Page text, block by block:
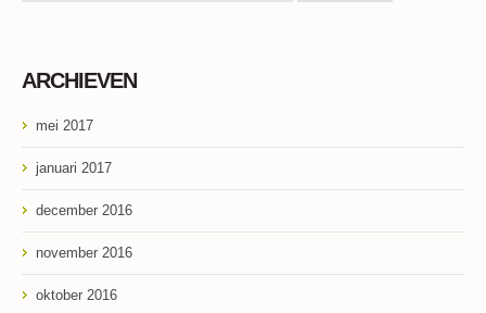
ARCHIEVEN
mei 2017
januari 2017
december 2016
november 2016
oktober 2016